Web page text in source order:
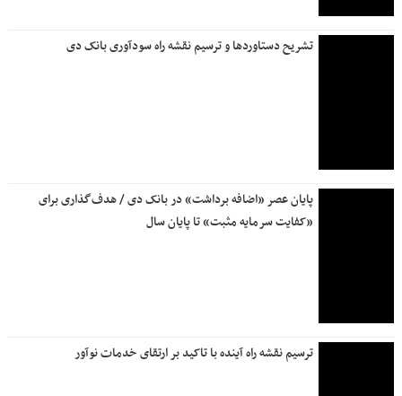
تشریح دستاوردها و ترسیم نقشه راه سودآوری بانک دی
پایان عصر «اضافه برداشت» در بانک دی / هدف‌گذاری برای
«کفایت سرمایه مثبت» تا پایان سال
ترسیم نقشه راه آینده با تاکید بر ارتقای خدمات نوآور